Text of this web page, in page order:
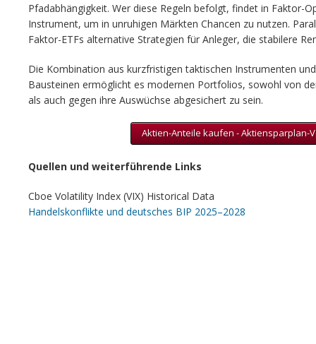
Pfadabhängigkeit. Wer diese Regeln befolgt, findet in Faktor-
Instrument, um in unruhigen Märkten Chancen zu nutzen.
Faktor-ETFs alternative Strategien für Anleger, die stabilere
Die Kombination aus kurzfristigen taktischen Instrumenten
Bausteinen ermöglicht es modernen Portfolios, sowohl von
als auch gegen ihre Auswüchse abgesichert zu sein.
Aktien-Anteile kaufen - Aktiensparplan-
Quellen und weiterführende Links
Cboe Volatility Index (VIX) Historical Data
Handelskonflikte und deutsches BIP 2025–2028